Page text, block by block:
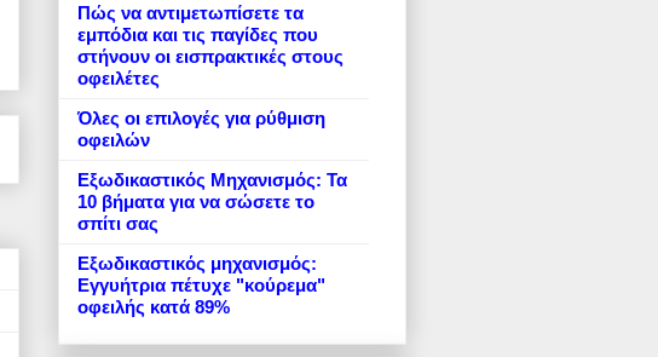
Πώς να αντιμετωπίσετε τα
εμπόδια και τις παγίδες που
στήνουν οι εισπρακτικές στους
οφειλέτες
Όλες οι επιλογές για ρύθμιση
οφειλών
Εξωδικαστικός Μηχανισμός: Τα
10 βήματα για να σώσετε το
σπίτι σας
Εξωδικαστικός μηχανισμός:
Εγγυήτρια πέτυχε "κούρεμα"
οφειλής κατά 89%